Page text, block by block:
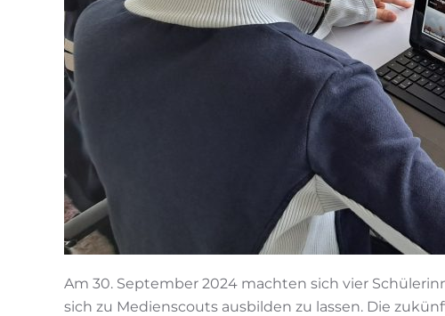
Am 30. September 2024 machten sich vier
sich zu Medienscouts ausbilden zu lassen. Die